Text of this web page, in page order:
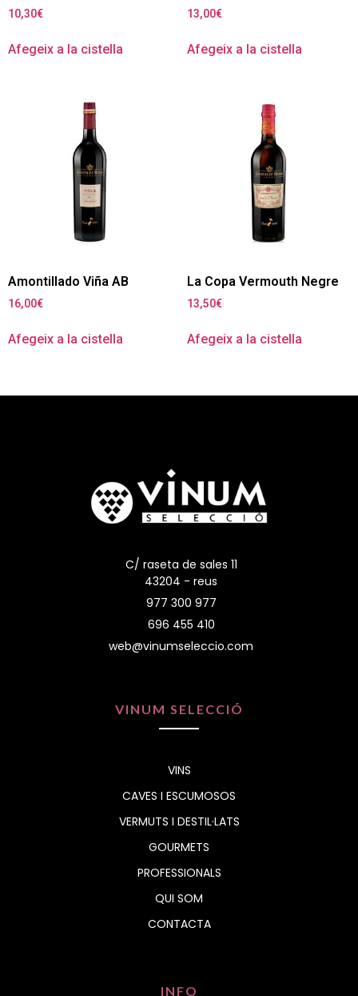
10,30€
Afegeix a la cistella
13,00€
Afegeix a la cistella
Amontillado Viña AB
16,00€
Afegeix a la cistella
La Copa Vermouth Negre
13,50€
Afegeix a la cistella
C/ raseta de sales 11
43204 - reus
977 300 977
696 455 410
web@vinumseleccio.com
VINUM SELECCIÓ
VINS
CAVES I ESCUMOSOS
VERMUTS I DESTIL·LATS
GOURMETS
PROFESSIONALS
QUI SOM
CONTACTA
INFO